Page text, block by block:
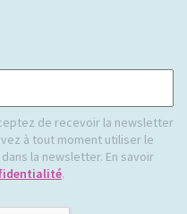
de recevoir la newsletter
à tout moment utiliser le
la newsletter. En savoir
.